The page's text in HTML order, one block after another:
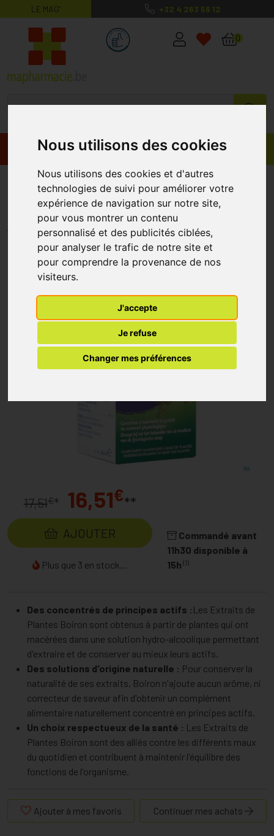
Nous utilisons des cookies
Nous utilisons des cookies et d'autres
technologies de suivi pour améliorer votre
expérience de navigation sur notre site,
pour vous montrer un contenu
personnalisé et des publicités ciblées,
pour analyser le trafic de notre site et
pour comprendre la provenance de nos
visiteurs.
J'accepte
Je refuse
Changer mes préférences
LE MAG’ +32 4 263 56 12
MaPharmacie.be ma santé, mes
0
Promos Produits
Sommeil Eschscholtzia 60ml
Boiron
BOIRON
17,51€* 16,51€**
AJOUTER
Plus que 3 en stock...
Commandé avant
11h30 disponible à
15h (1)
Des concentrés de principes actifs : Les Extraits de
Plantes Boiron sont obtenus à partir de plantes qui ont
macérées dans une solution hydro-alcoolique permettant
d'extraire et de conserver au mieux leurs actifs.
Des solutions d'origine naturelle : Pour conserver la
naturalité de ses extraits, Boiron n'ajoute aucun arôme, ni
correcteur de saveur afin d'obtenir un complément
alimentaire naturellement concentré en principes actifs.
Un choix respectueux de la santé : Les Extraits de
Plantes Boiron sont des alliés contre les différents maux
du quotidien et contribuent à maintenir l'équilibre des
fonctions de l'organisme.
Ajouter à mes favoris Continuer mes achats